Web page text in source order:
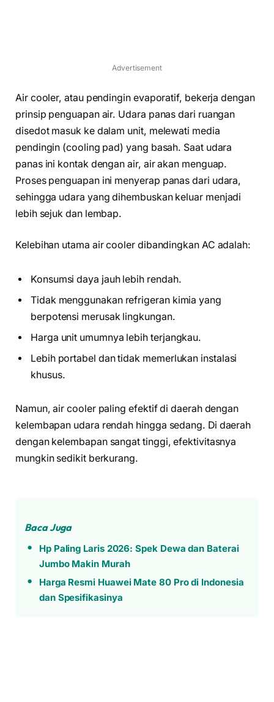
Advertisement
Air cooler, atau pendingin evaporatif, bekerja dengan
prinsip penguapan air. Udara panas dari ruangan
disedot masuk ke dalam unit, melewati media
pendingin (cooling pad) yang basah. Saat udara
panas ini kontak dengan air, air akan menguap.
Proses penguapan ini menyerap panas dari udara,
sehingga udara yang dihembuskan keluar menjadi
lebih sejuk dan lembap.
Kelebihan utama air cooler dibandingkan AC adalah:
Konsumsi daya jauh lebih rendah.
Tidak menggunakan refrigeran kimia yang
berpotensi merusak lingkungan.
Harga unit umumnya lebih terjangkau.
Lebih portabel dan tidak memerlukan instalasi
khusus.
Namun, air cooler paling efektif di daerah dengan
kelembapan udara rendah hingga sedang. Di daerah
dengan kelembapan sangat tinggi, efektivitasnya
mungkin sedikit berkurang.
Baca Juga
Hp Paling Laris 2026: Spek Dewa dan Baterai
Jumbo Makin Murah
Harga Resmi Huawei Mate 80 Pro di Indonesia
dan Spesifikasinya